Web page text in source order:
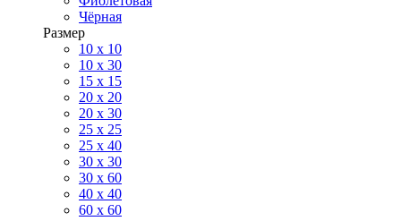
Чёрная
Размер
10 х 10
10 x 30
15 x 15
20 х 20
20 x 30
25 x 25
25 x 40
30 x 30
30 х 60
40 х 40
60 х 60